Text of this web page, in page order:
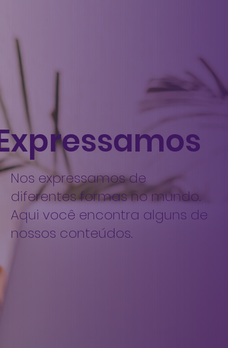
Nos expressamos de
diferentes formas no mundo.
Aqui você encontra alguns de
nossos conteúdos.